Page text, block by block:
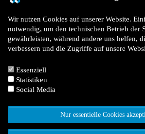
Wir nutzen Cookies auf unserer Website.
notwendig, um den technischen Betrieb der
gewährleisten, während andere uns helfen,
verbessern und die Zugriffe auf unsere
Essenziell
Statistiken
Social Media
Nur essentielle Cookies
Telefon: +49 (0) 231 / 94 11 580
Telefax: +49 (0) 231 / 94 11 5840
E-Mail:info@bauverbaende.nrw
Datenschutz
Kontakt
Für Mitglieder